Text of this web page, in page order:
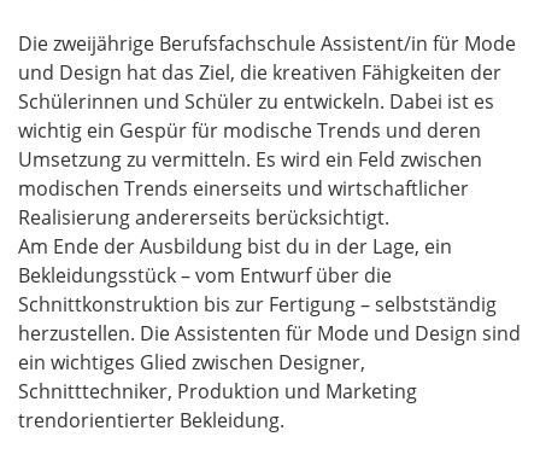
Die zweijährige Berufsfachschule Assistent/in für Mode
und Design hat das Ziel, die kreativen Fähigkeiten der
Schülerinnen und Schüler zu entwickeln. Dabei ist es
wichtig ein Gespür für modische Trends und deren
Umsetzung zu vermitteln. Es wird ein Feld zwischen
modischen Trends einerseits und wirtschaftlicher
Realisierung andererseits berücksichtigt.
Am Ende der Ausbildung bist du in der Lage, ein
Bekleidungsstück – vom Entwurf über die
Schnittkonstruktion bis zur Fertigung – selbstständig
herzustellen. Die Assistenten für Mode und Design sind
ein wichtiges Glied zwischen Designer,
Schnitttechniker, Produktion und Marketing
trendorientierter Bekleidung.